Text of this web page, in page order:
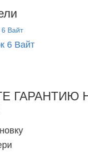
6 Вайт
ГАРАНТИЮ